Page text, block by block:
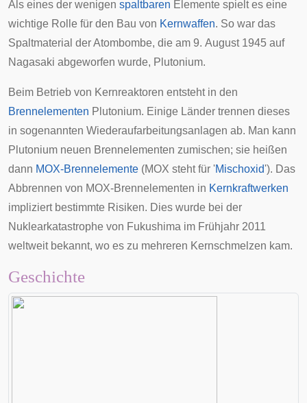
Als eines der wenigen spaltbaren Elemente spielt es eine
wichtige Rolle für den Bau von Kernwaffen. So war das
Spaltmaterial der Atombombe, die am 9. August 1945 auf
Nagasaki abgeworfen wurde, Plutonium.
Beim Betrieb von Kernreaktoren entsteht in den
Brennelementen Plutonium. Einige Länder trennen dieses
in sogenannten Wiederaufarbeitungsanlagen ab. Man kann
Plutonium neuen Brennelementen zumischen; sie heißen
dann MOX-Brennelemente (MOX steht für 'Mischoxid'). Das
Abbrennen von MOX-Brennelementen in Kernkraftwerken
impliziert bestimmte Risiken. Dies wurde bei der
Nuklearkatastrophe von Fukushima im Frühjahr 2011
weltweit bekannt, wo es zu mehreren Kernschmelzen kam.
Geschichte